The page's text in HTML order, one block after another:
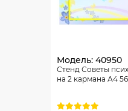
Модель: 40950
Стенд Советы
на 2 кармана А4